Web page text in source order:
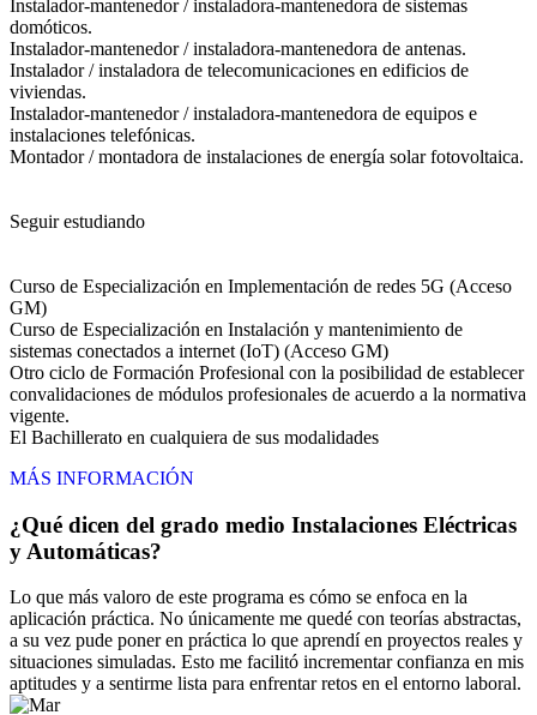
Instalador-mantenedor / instaladora-mantenedora de sistemas
domóticos.
Instalador-mantenedor / instaladora-mantenedora de antenas.
Instalador / instaladora de telecomunicaciones en edificios de
viviendas.
Instalador-mantenedor / instaladora-mantenedora de equipos e
instalaciones telefónicas.
Montador / montadora de instalaciones de energía solar fotovoltaica.
Seguir estudiando
Curso de Especialización en Implementación de redes 5G (Acceso
GM)
Curso de Especialización en Instalación y mantenimiento de
sistemas conectados a internet (IoT) (Acceso GM)
Otro ciclo de Formación Profesional con la posibilidad de establecer
convalidaciones de módulos profesionales de acuerdo a la normativa
vigente.
El Bachillerato en cualquiera de sus modalidades
MÁS INFORMACIÓN
¿Qué dicen del grado medio Instalaciones Eléctricas
y Automáticas?
Lo que más valoro de este programa es cómo se enfoca en la
aplicación práctica. No únicamente me quedé con teorías abstractas,
a su vez pude poner en práctica lo que aprendí en proyectos reales y
situaciones simuladas. Esto me facilitó incrementar confianza en mis
aptitudes y a sentirme lista para enfrentar retos en el entorno laboral.